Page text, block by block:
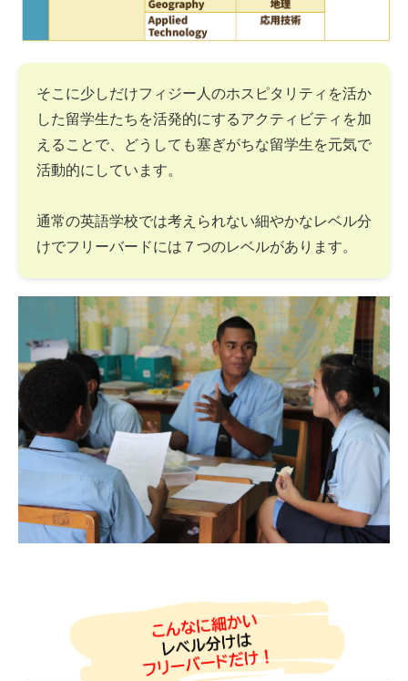
そこに少しだけフィジー人のホスピタリティを活か
した留学生たちを活発的にするアクティビティを加
えることで、どうしても塞ぎがちな留学生を元気で
活動的にしています。
通常の英語学校では考えられない細やかなレベル分
けでフリーバードには７つのレベルがあります。